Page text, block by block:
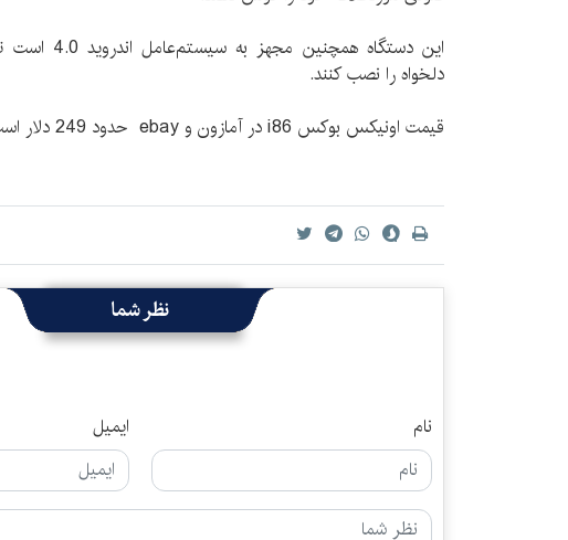
این دستگاه
دلخواه را نصب کنند.
قیمت اونیکس بوکس i86 در آمازون و ebay حدود 249 دلار است.
نظر شما
نام ایمیل